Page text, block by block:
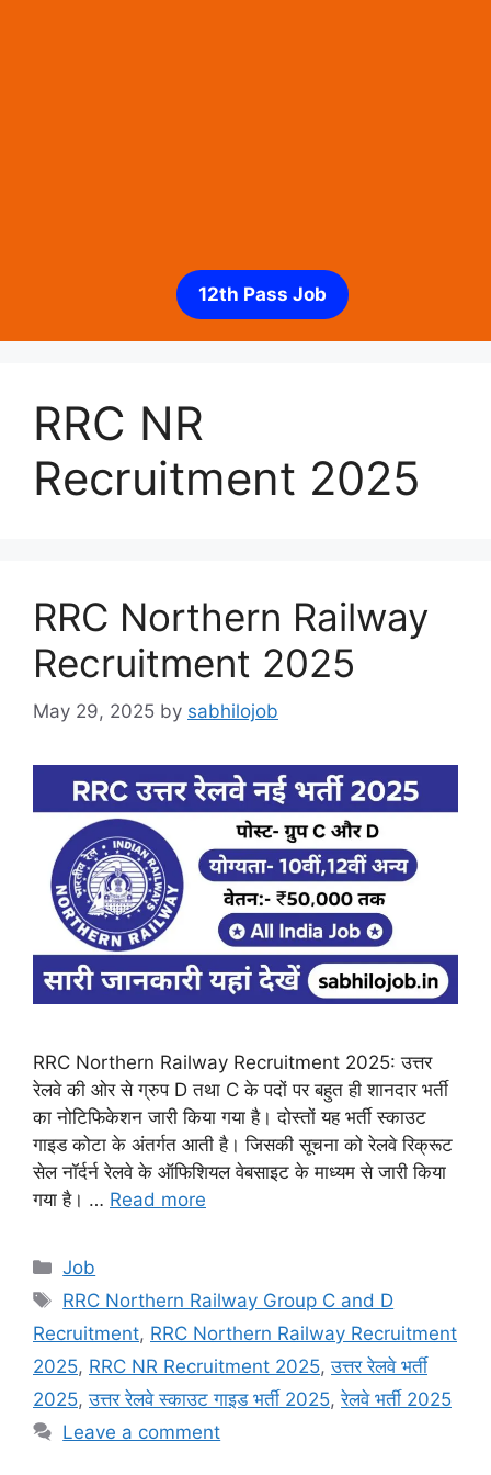
12th Pass Job
RRC NR
Recruitment 2025
RRC Northern Railway
Recruitment 2025
May 29, 2025 by sabhilojob
RRC Northern Railway Recruitment 2025: उत्तर
रेलवे की ओर से ग्रुप D तथा C के पदों पर बहुत ही शानदार भर्ती
का नोटिफिकेशन जारी किया गया है। दोस्तों यह भर्ती स्काउट
गाइड कोटा के अंतर्गत आती है। जिसकी सूचना को रेलवे रिक्रूट
सेल नॉर्दर्न रेलवे के ऑफिशियल वेबसाइट के माध्यम से जारी किया
गया है। … Read more
Categories
Job
Tags
RRC Northern Railway Group C and D
Recruitment, RRC Northern Railway Recruitment
2025, RRC NR Recruitment 2025,उत्तर रेलवे भर्ती
2025,उत्तर रेलवे स्काउट गाइड भर्ती 2025,रेलवे भर्ती 2025
Leave a comment